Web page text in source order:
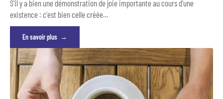
S'il y a bien une démonstration de joie importante au cours d'une
existence : c'est bien celle créée…
En savoir plus